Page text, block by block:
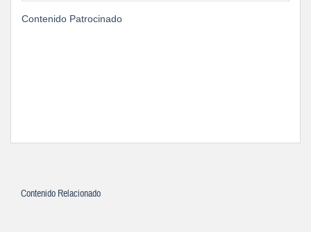
Contenido Patrocinado
Contenido Relacionado